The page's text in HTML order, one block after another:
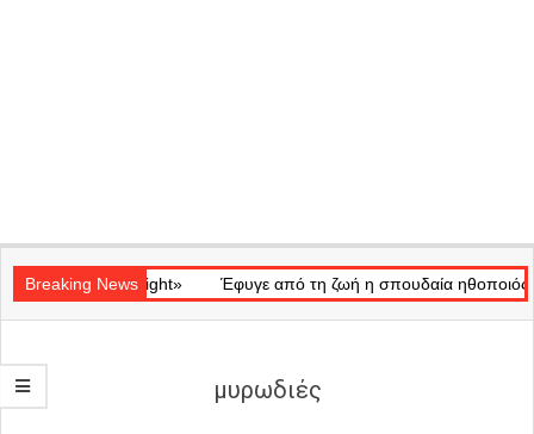
Navigation
Menu
Breaking News
«Ray of Light» Έφυγε από τη ζωή η σπουδαία ηθοποιός Μάρω
μυρωδιές